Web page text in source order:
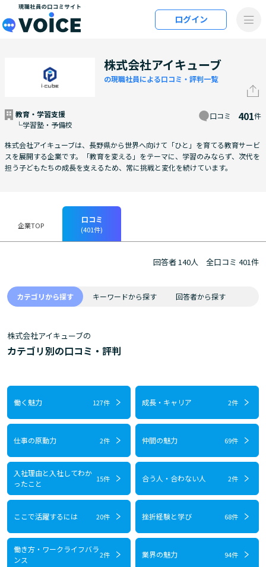
メインコンテンツにスキップ
ログイン
株式会社アイキューブ
の現職社員による口コミ・評判一覧
教育・学習支援
└学習塾・予備校
口コミ 401件
株式会社アイキューブは、長野県から世界へ向けて「ひと」を育てる教育サービ
スを展開する企業です。「教育を変える」をテーマに、学習のみならず、次代を
担う子どもたちの成長を支えるため、常に挑戦と変化を続けています。
企業TOP
口コミ
(401件)
回答者 140人 全口コミ 401件
カテゴリから探す キーワードから探す 回答者から探す
株式会社アイキューブの
カテゴリ別の口コミ・評判
働く魅力 127件 成長・キャリア 2件
仕事の原動力 2件 仲間の魅力 69件
入社理由と入社してわか
ったこと
15件 合う人・合わない人 2件
ここで活躍するには 20件 挫折経験と学び 68件
働き方・ワークライフバラ
ンス
2件 業界の魅力 94件